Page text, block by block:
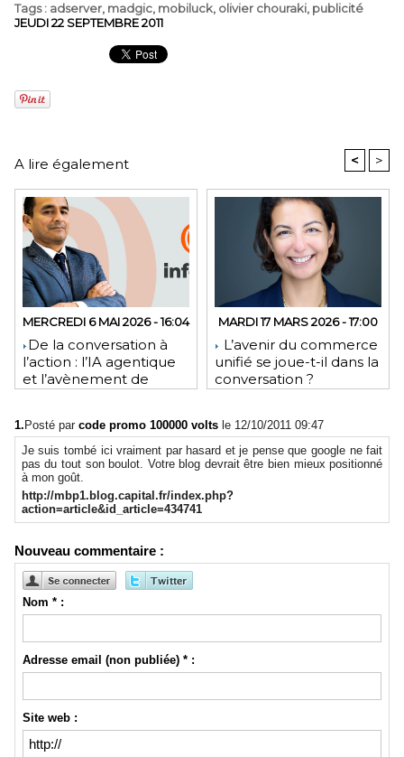
Tags: adserver, madgic, mobiluck, olivier chouraki, publicité
JEUDI 22 SEPTEMBRE 2011
A lire également < >
MERCREDI 6 MAI 2026 - 16:04
​De la conversation à
l’action : l’IA agentique
et l’avènement de
MARDI 17 MARS 2026 - 17:00
L’avenir du commerce
unifié se joue-t-il dans la
conversation ?
1. Posté par code promo 100000 volts le 12/10/2011 09:47
Je suis tombé ici vraiment par hasard et je pense que google ne fait
pas du tout son boulot. Votre blog devrait être bien mieux positionné
à mon goût.
http://mbp1.blog.capital.fr/index.php?
action=article&id_article=434741
Nouveau commentaire :
Nom * :
Adresse email (non publiée) * :
Site web :